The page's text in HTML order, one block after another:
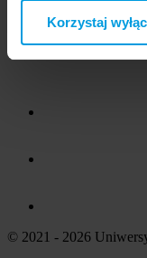
Korzystaj
© 2021 - 2026